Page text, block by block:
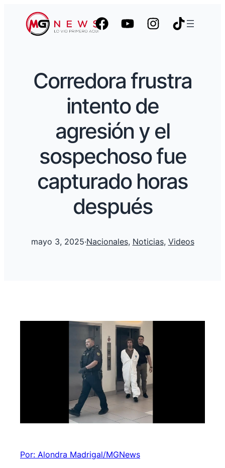
Corredora frustra
intento de
agresión y el
sospechoso fue
capturado horas
después
mayo 3, 2025·Nacionales, Noticias, Videos
Por: Alondra Madrigal/MGNews